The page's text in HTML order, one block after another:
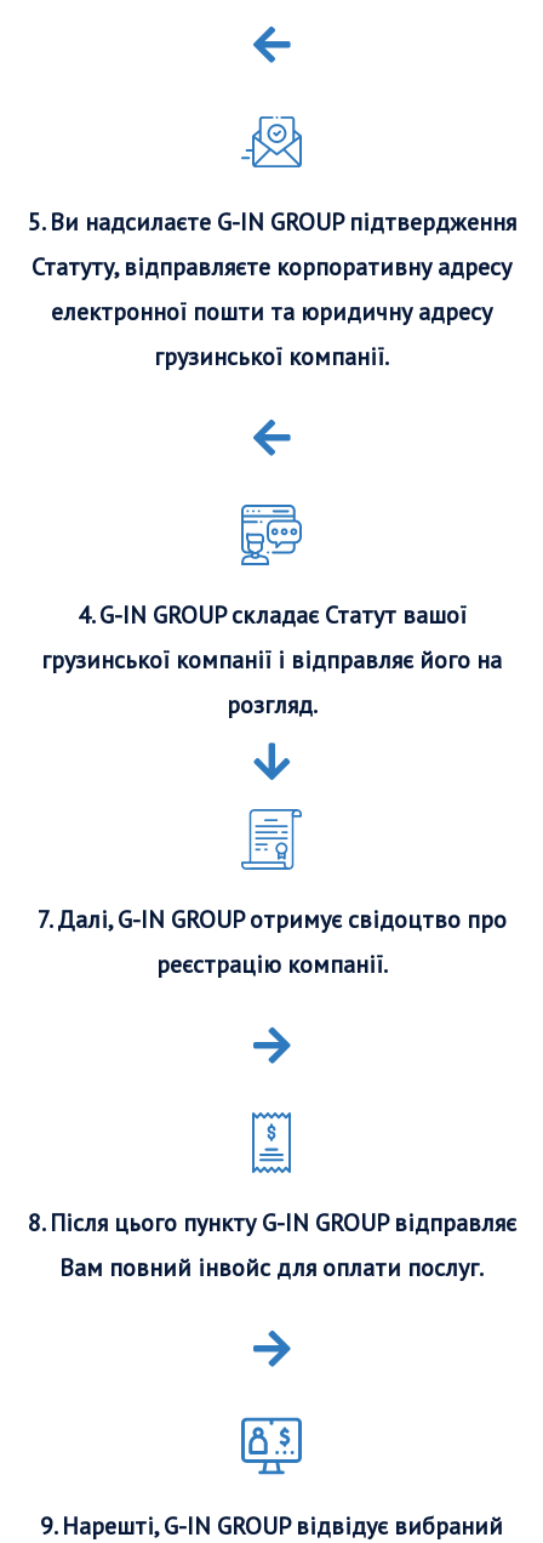
5. Ви надсилаєте G-IN GROUP підтвердження
Статуту, відправляєте корпоративну адресу
електронної пошти та юридичну адресу
грузинської компанії.
4. G-IN GROUP складає Статут вашої
грузинської компанії і відправляє його на
розгляд.
7. Далі, G-IN GROUP отримує свідоцтво про
реєстрацію компанії.
8. Після цього пункту G-IN GROUP відправляє
Вам повний інвойс для оплати послуг.
9. Нарешті, G-IN GROUP відвідує вибраний